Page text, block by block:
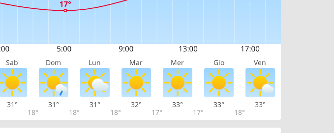
Sab Dom Lun Mar Mer Gio Ven
31°
18°
31°
18°
31°
18°
32°
17°
33°
17°
33°
18°
33°